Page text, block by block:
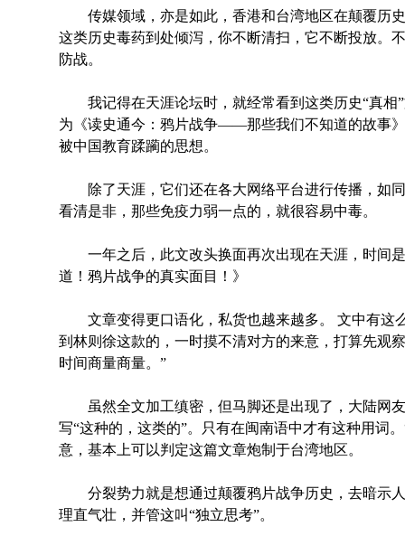
传媒领域，亦是如此，香港和台湾地区在颠覆历史
这类历史毒药到处倾泻，你不断清扫，它不断投放。
防战。
我记得在天涯论坛时，就经常看到这类历史“真相”
为《读史通今：鸦片战争——那些我们不知道的故事
被中国教育蹂躏的思想。
除了天涯，它们还在各大网络平台进行传播，如同
看清是非，那些免疫力弱一点的，就很容易中毒。
一年之后，此文改头换面再次出现在天涯，时间是
道！鸦片战争的真实面目！》
文章变得更口语化，私货也越来越多。 文中有这
到林则徐这款的，一时摸不清对方的来意，打算先观
时间商量商量。”
虽然全文加工缜密，但马脚还是出现了，大陆网友
写“这种的，这类的”。只有在闽南语中才有这种用词
意，基本上可以判定这篇文章炮制于台湾地区。
分裂势力就是想通过颠覆鸦片战争历史，去暗示人
理直气壮，并管这叫“独立思考”。